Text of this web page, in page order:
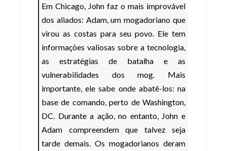
Em Chicago, John faz o mais improvável
dos aliados: Adam, um mogadoriano que
virou as costas para seu povo. Ele tem
informações valiosas sobre a tecnologia,
as estratégias de batalha e as
vulnerabilidades dos mog. Mais
importante, ele sabe onde abatê-los: na
base de comando, perto de Washington,
DC. Durante a ação, no entanto, John e
Adam compreendem que talvez seja
tarde demais. Os mogadorianos deram